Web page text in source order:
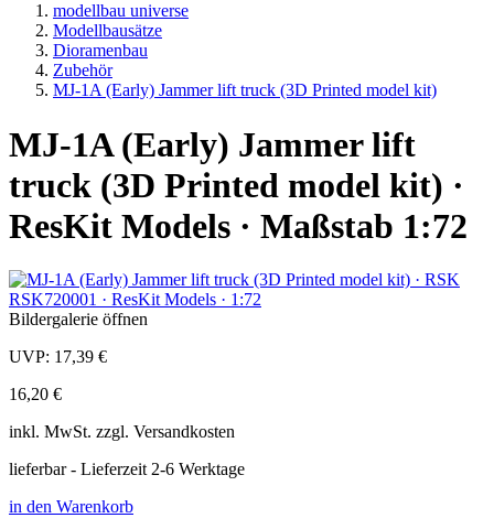
modellbau universe
Modellbausätze
Dioramenbau
Zubehör
MJ-1A (Early) Jammer lift truck (3D Printed model kit)
MJ-1A (Early) Jammer lift
truck (3D Printed model kit) ·
ResKit Models · Maßstab 1:72
Bildergalerie öffnen
UVP: 17,39 €
16,20 €
inkl. MwSt. zzgl. Versandkosten
lieferbar - Lieferzeit 2-6 Werktage
in den Warenkorb